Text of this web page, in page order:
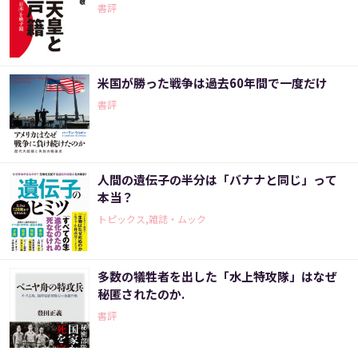
書評
米国が勝った戦争は過去60年間で一度だけ
書評
人間の遺伝子の半分は「バナナと同じ」って
本当？
トピックス,雑誌・ムック
多数の犠牲者を出した「水上特攻隊」はなぜ
秘匿されたのか.
書評